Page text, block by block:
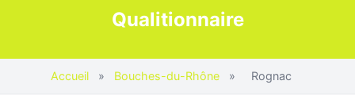
Qualitionnaire
Accueil » Bouches-du-Rhône » Rognac